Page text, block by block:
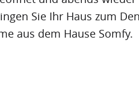
Sie Ihr Haus zum
aus dem Hause Somfy.